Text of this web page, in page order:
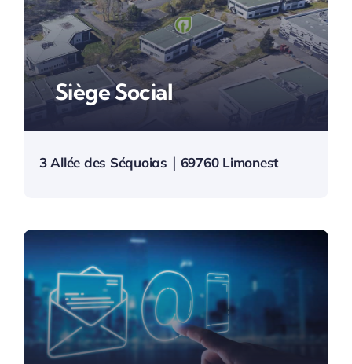
Siège Social
3 Allée des Séquoias｜ 69760 Limonest